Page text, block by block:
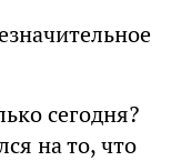
сегодня?
на то, что